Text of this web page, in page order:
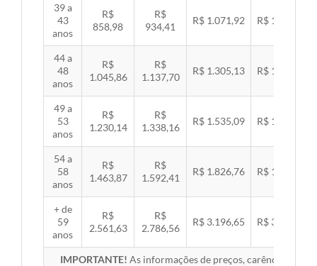
39 a
43
anos
R$
858,98
R$
934,41
R$ 1.071,92 R$ 1.104,60
44 a
48
anos
R$
1.045,86
R$
1.137,70
R$ 1.305,13 R$ 1.344,92
49 a
53
anos
R$
1.230,14
R$
1.338,16
R$ 1.535,09 R$ 1.581,89
54 a
58
anos
R$
1.463,87
R$
1.592,41
R$ 1.826,76 R$ 1.882,45
+ de
59
anos
R$
2.561,63
R$
2.786,56
R$ 3.196,65 R$ 3.294,10
IMPORTANTE! As informações de preços, carências,